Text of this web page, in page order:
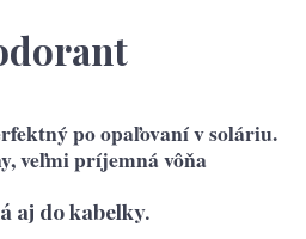
po opaľovaní v soláriu.
veľmi príjemná vôňa
aj do kabelky.